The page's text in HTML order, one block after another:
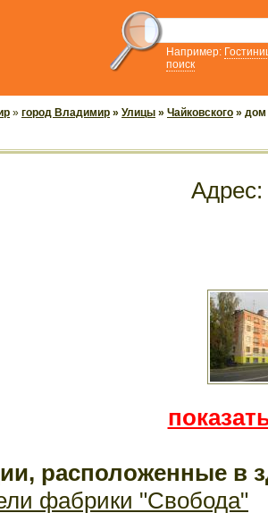
Например:
поиск
» город Владимир » Улицы » Чайковского »
Адрес:
расположенные в
фабрики "Свобода"